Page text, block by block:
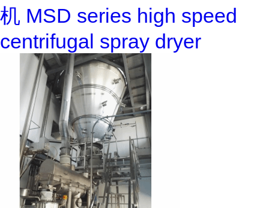
机 MSD series high speed
centrifugal spray dryer